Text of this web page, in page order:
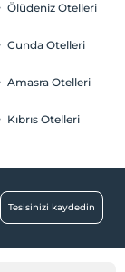
Ölüdeniz Otelleri
Cunda Otelleri
Amasra Otelleri
Kıbrıs Otelleri
Tesisinizi kaydedin